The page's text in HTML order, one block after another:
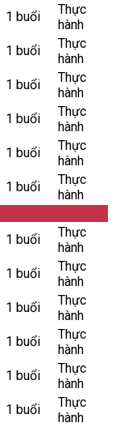
1 buổi
Thực
hành
1 buổi
Thực
hành
1 buổi
Thực
hành
1 buổi
Thực
hành
1 buổi
Thực
hành
1 buổi
Thực
hành
1 buổi
Thực
hành
1 buổi
Thực
hành
1 buổi
Thực
hành
1 buổi
Thực
hành
1 buổi
Thực
hành
1 buổi
Thực
hành